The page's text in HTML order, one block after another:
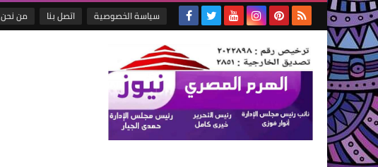
سياسة الخصوصية اتصل بنا من نحن